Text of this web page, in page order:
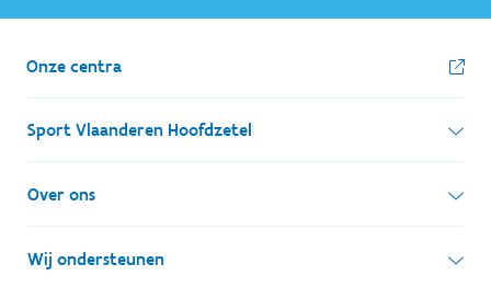
Onze centra
Sport Vlaanderen Hoofdzetel
Simon Bolivarlaan 17
1000 Brussel
Ondernemingsnummer: BE 0248.142.826
Over ons
Wie zijn we, wat doen we
Wij ondersteunen